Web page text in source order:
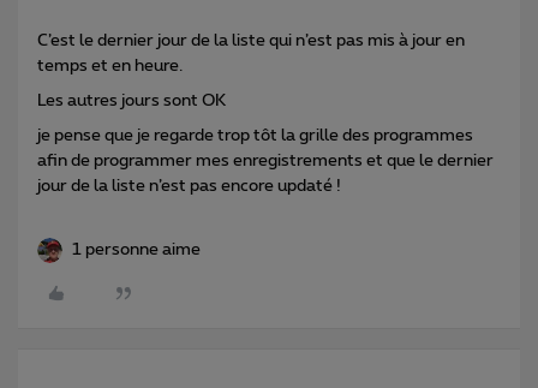
C’est le dernier jour de la liste qui n’est pas mis à jour en
temps et en heure.
Les autres jours sont OK
je pense que je regarde trop tôt la grille des programmes
afin de programmer mes enregistrements et que le dernier
jour de la liste n’est pas encore updaté !
1 personne aime